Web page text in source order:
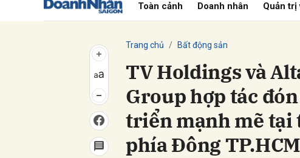
Toàn cảnh Doanh nhân Quản trị
Trang chủ Bất động sản
TV Holdings và
Group hợp tác
triển mạnh mẽ tại
phía Đông TP.HCM